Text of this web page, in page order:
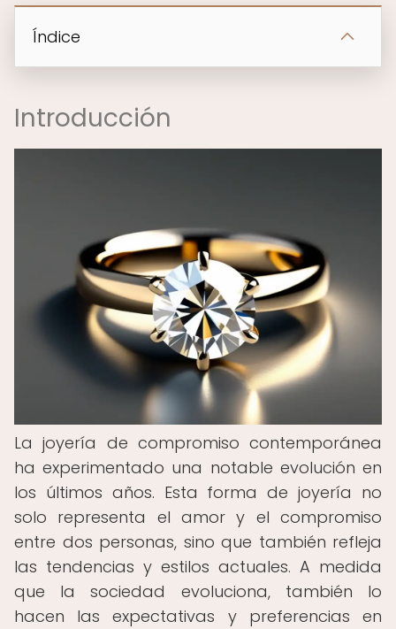
Índice
Introducción
La joyería de compromiso contemporánea
ha experimentado una notable evolución en
los últimos años. Esta forma de joyería no
solo representa el amor y el compromiso
entre dos personas, sino que también refleja
las tendencias y estilos actuales. A medida
que la sociedad evoluciona, también lo
hacen las expectativas y preferencias en